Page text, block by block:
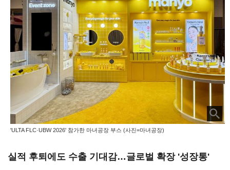
'ULTA FLC·UBW 2026' 참가한 마녀공장 부스 (사진=마녀공장)
실적 후퇴에도 수출 기대감…글로벌 확장 '성장통'